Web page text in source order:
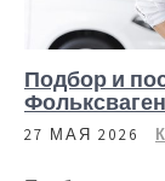
Подбор и
27 МАЯ 2026